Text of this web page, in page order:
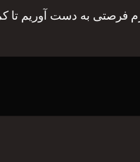
فرصتی به دست آوریم تا